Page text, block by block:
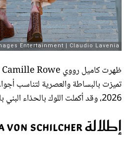
2026، وقد أكملت اللوك بالحذاء البني بالكعب العالي.
إطلالة Anna von Schilcher بالجمبسوت البرتقالي